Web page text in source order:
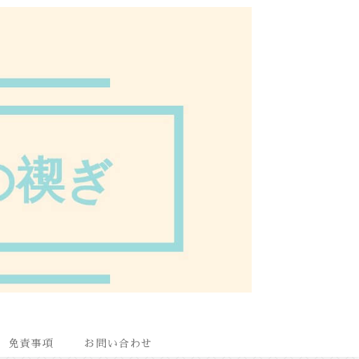
免責事項 お問い合わせ